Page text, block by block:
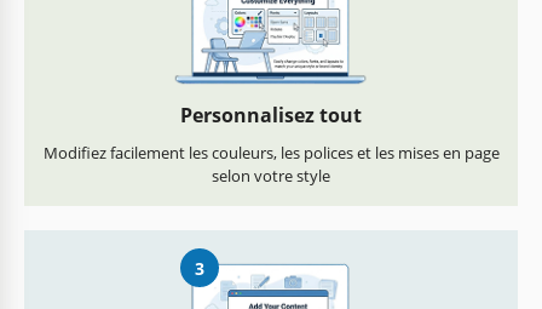
Personnalisez tout
Modifiez facilement les couleurs, les polices et les mises en page
selon votre style
3